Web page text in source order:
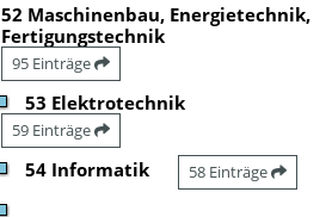
52 Maschinenbau, Energietechnik,
Fertigungstechnik
95 Einträge
53 Elektrotechnik
59 Einträge
54 Informatik 58 Einträge